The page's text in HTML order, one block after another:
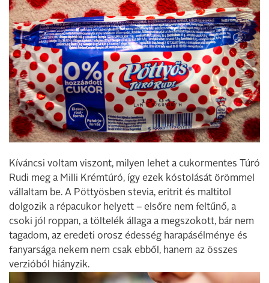
Kíváncsi voltam viszont, milyen lehet a cukormentes Túró
Rudi meg a Milli Krémtúró, így ezek kóstolását örömmel
vállaltam be. A Pöttyösben stevia, eritrit és maltitol
dolgozik a répacukor helyett – elsőre nem feltűnő, a
csoki jól roppan, a töltelék állaga a megszokott, bár nem
tagadom, az eredeti orosz édesség harapásélménye és
fanyarsága nekem nem csak ebből, hanem az összes
verzióból hiányzik.